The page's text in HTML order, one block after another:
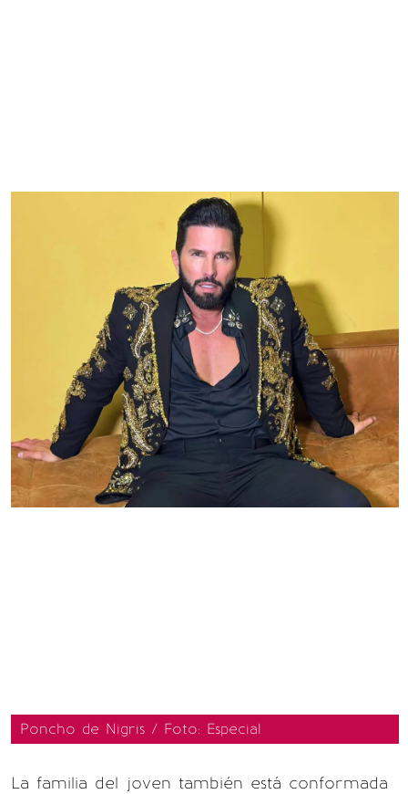
Poncho de Nigris / Foto: Especial
La familia del joven también está conformada